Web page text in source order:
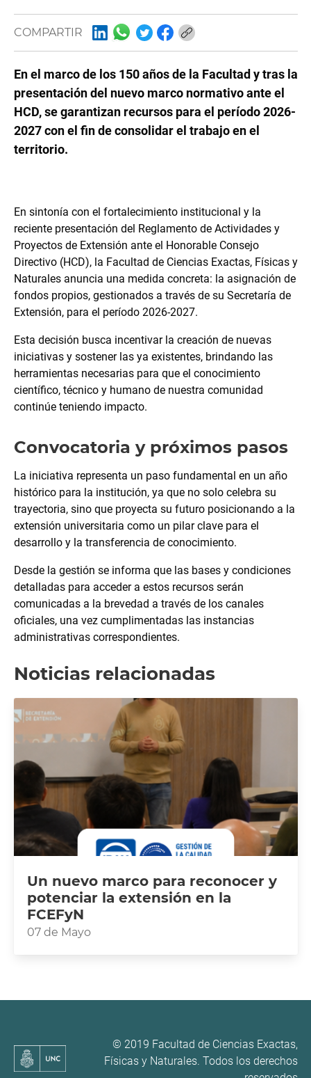
COMPARTIR
En el marco de los 150 años de la Facultad y tras la
presentación del nuevo marco normativo ante el
HCD, se garantizan recursos para el período 2026-
2027 con el fin de consolidar el trabajo en el
territorio.
En sintonía con el fortalecimiento institucional y la
reciente presentación del Reglamento de Actividades y
Proyectos de Extensión ante el Honorable Consejo
Directivo (HCD), la Facultad de Ciencias Exactas, Físicas y
Naturales anuncia una medida concreta: la asignación de
fondos propios, gestionados a través de su Secretaría de
Extensión, para el período 2026-2027.
Esta decisión busca incentivar la creación de nuevas
iniciativas y sostener las ya existentes, brindando las
herramientas necesarias para que el conocimiento
científico, técnico y humano de nuestra comunidad
continúe teniendo impacto.
Convocatoria y próximos pasos
La iniciativa representa un paso fundamental en un año
histórico para la institución, ya que no solo celebra su
trayectoria, sino que proyecta su futuro posicionando a la
extensión universitaria como un pilar clave para el
desarrollo y la transferencia de conocimiento.
Desde la gestión se informa que las bases y condiciones
detalladas para acceder a estos recursos serán
comunicadas a la brevedad a través de los canales
oficiales, una vez cumplimentadas las instancias
administrativas correspondientes.
Noticias relacionadas
Un nuevo marco para reconocer y
potenciar la extensión en la
FCEFyN
07 de Mayo
© 2019 Facultad de Ciencias Exactas,
Físicas y Naturales. Todos los derechos